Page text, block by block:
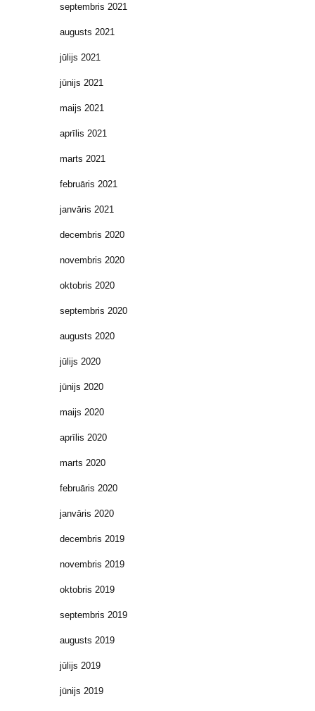
septembris 2021
augusts 2021
jūlijs 2021
jūnijs 2021
maijs 2021
aprīlis 2021
marts 2021
februāris 2021
janvāris 2021
decembris 2020
novembris 2020
oktobris 2020
septembris 2020
augusts 2020
jūlijs 2020
jūnijs 2020
maijs 2020
aprīlis 2020
marts 2020
februāris 2020
janvāris 2020
decembris 2019
novembris 2019
oktobris 2019
septembris 2019
augusts 2019
jūlijs 2019
jūnijs 2019